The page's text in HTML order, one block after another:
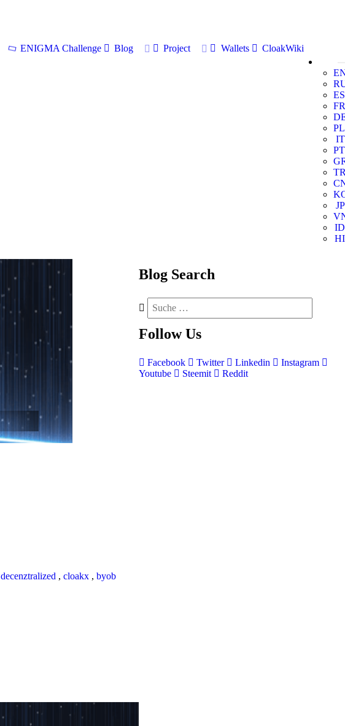
ENIGMA Challenge Blog Project Wallets
CloakWiki
ES
FR
PL
IT
PT
JP
ID
HI
decenztralized , cloakx , byob
Blog Search
Follow Us
Facebook Twitter Linkedin
Instagram
Youtube
Steemit Reddit